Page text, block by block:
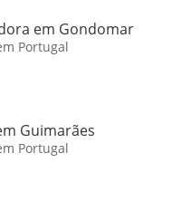
em Gondomar
Portugal
Guimarães
Portugal